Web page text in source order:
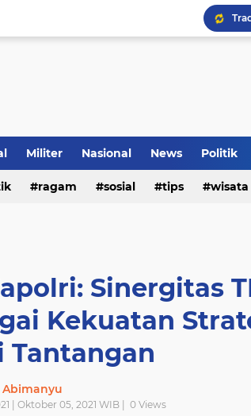
Militer Nasional News Politik
ragam sosial tips wisata
Sinergitas
Kekuatan
Tantangan
Abimanyu
| Oktober 05, 2021 WIB | 0 Views